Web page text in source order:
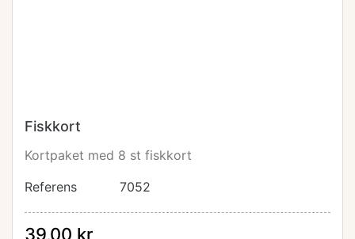
Fiskkort
Kortpaket med 8 st fiskkort
Referens
7052
39,00 kr